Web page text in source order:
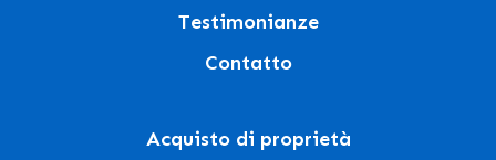
Testimonianze
Contatto
Acquisto di proprietà